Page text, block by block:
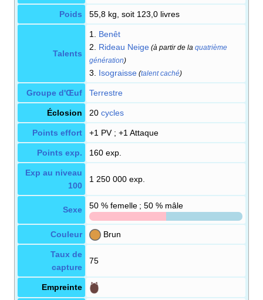
Poids 55,8 kg, soit 123,0 livres
Talents
1. Benêt
2. Rideau Neige (à partir de la quatrième
génération)
3. Isograisse (talent caché)
Groupe d'Œuf Terrestre
Éclosion 20 cycles
Points effort +1 PV ; +1 Attaque
Points exp. 160 exp.
Exp au niveau
100
1 250 000 exp.
Sexe 50 % femelle ; 50 % mâle
Couleur Brun
Taux de
capture
75
Empreinte